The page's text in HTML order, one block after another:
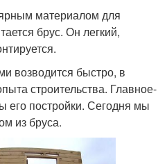
материалом для
брус. Он легкий,
возводится быстро, в
строительства. Главное-
его постройки. Сегодня мы
из бруса.